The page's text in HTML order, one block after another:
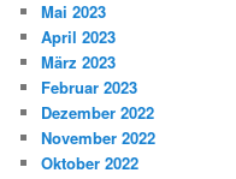
Mai 2023
April 2023
März 2023
Februar 2023
Dezember 2022
November 2022
Oktober 2022